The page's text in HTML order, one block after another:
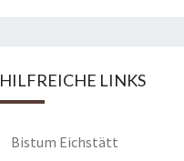
HILFREICHE LINKS
Bistum Eichstätt